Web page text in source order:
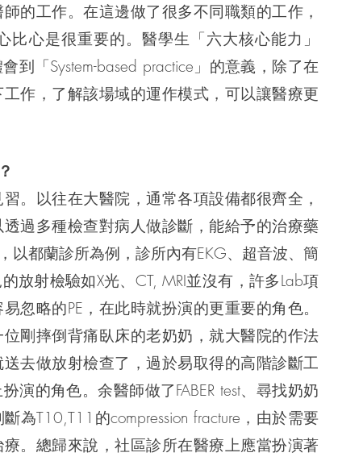
的工作。在這邊做了很多不同職類的工作，
心是很重要的。醫學生「六大核心能力」
到「System-based practice」的意義，除了在
作，了解該場域的運作模式，可以讓醫療更
。以往在大醫院，通常各項設備都很齊全，
過多種檢查對病人做診斷，能給予的治療藥
以都蘭診所為例，診所內有EKG、超音波、簡
放射檢驗如X光、CT, MRI並沒有，許多Lab項
忽略的PE，在此時就扮演的更重要的角色。
剛摔倒背痛臥床的老奶奶，就大醫院的作法
去做放射檢查了，過於易取得的高階診斷工
演的角色。余醫師做了FABER test、尋找奶奶
為T10,T11的compression fracture，由於需要
。總歸來說，社區診所在醫療上應當扮演著